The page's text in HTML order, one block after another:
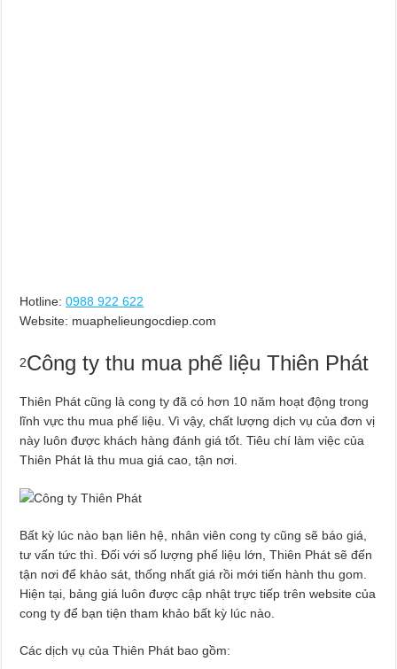
Hotline: 0988 922 622
Website: muaphelieungocdiep.com
2Công ty thu mua phế liệu Thiên Phát
Thiên Phát cũng là cong ty đã có hơn 10 năm hoạt động trong
lĩnh vực thu mua phế liệu. Vì vậy, chất lượng dịch vụ của đơn vị
này luôn được khách hàng đánh giá tốt. Tiêu chí làm việc của
Thiên Phát là thu mua giá cao, tận nơi.
Bất kỳ lúc nào bạn liên hệ, nhân viên cong ty cũng sẽ báo giá,
tư vấn tức thì. Đối với số lượng phế liệu lớn, Thiên Phát sẽ đến
tận nơi để khảo sát, thống nhất giá rồi mới tiến hành thu gom.
Hiện tại, bảng giá luôn được cập nhật trực tiếp trên website của
cong ty để bạn tiện tham khảo bất kỳ lúc nào.
Các dịch vụ của Thiên Phát bao gồm: